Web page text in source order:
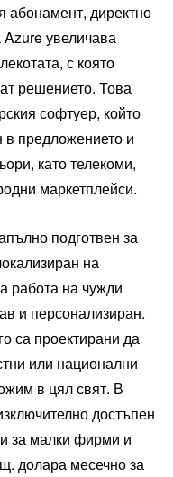
абонамент, директно
Azure увеличава
с която
решението. Това
софтуер, който
в предложението и
като телекоми,
маркетплейси.
подготвен за
на
работа на чужди
и персонализиран.
са проектирани да
или национални
в цял свят. В
достъпен
за малки фирми и
долара месечно за